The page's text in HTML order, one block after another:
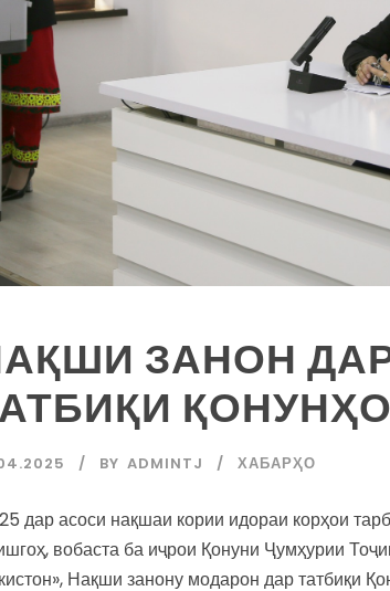
ЗАНОН
BY ADMINTJ ХАБАРҲО
дар асоси нақшаи кории идораи корҳои
вобаста ба иҷрои Қонуни Ҷумҳурии
Нақши занону модарон дар татбиқи